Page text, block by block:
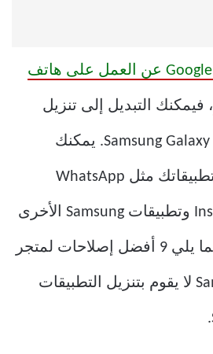
متجر Google Play عن العمل على هاتف
، فيمكنك التبديل إلى تنزيل
التطبيقات من Samsung Galaxy Store. يمكنك
الحصول على جميع تطبيقاتك مثل WhatsApp
وFacebook وInstagram وتطبيقات Samsung الأخرى
من Galaxy Store. فيما يلي 9 أفضل إصلاحات لمتجر
Samsung Galaxy Store لا يقوم بتنزيل التطبيقات